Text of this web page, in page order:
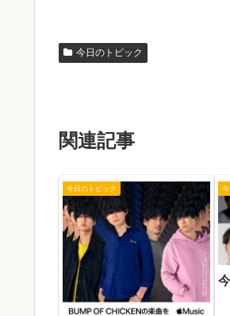
今日のトピック
関連記事
今日のトピック